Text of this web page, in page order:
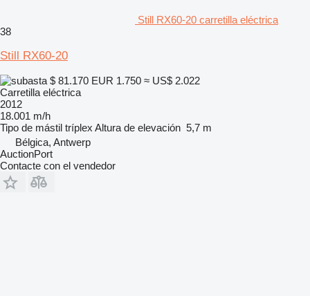
Still RX60-20 carretilla eléctrica
38
Still RX60-20
$ 81.170 EUR 1.750 ≈ US$ 2.022
Carretilla eléctrica
2012
18.001 m/h
Tipo de mástil tríplex Altura de elevación 5,7 m
Bélgica, Antwerp
AuctionPort
Contacte con el vendedor